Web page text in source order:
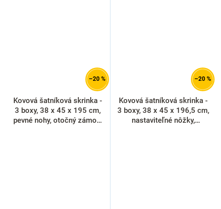
–20 %
Kovová šatníková skrinka -
3 boxy, 38 x 45 x 195 cm,
pevné nohy, otočný zámok,
–20 %
Kovová šatníková skrinka -
3 boxy, 38 x 45 x 196,5 cm,
nastaviteľné nôžky,